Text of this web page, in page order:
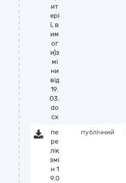
ит
ері
ї, в
им
ог
и)з
мі
ни
від
19.
03.
do
cx
пе
ре
лік
змі
н 1
9.0
публічний